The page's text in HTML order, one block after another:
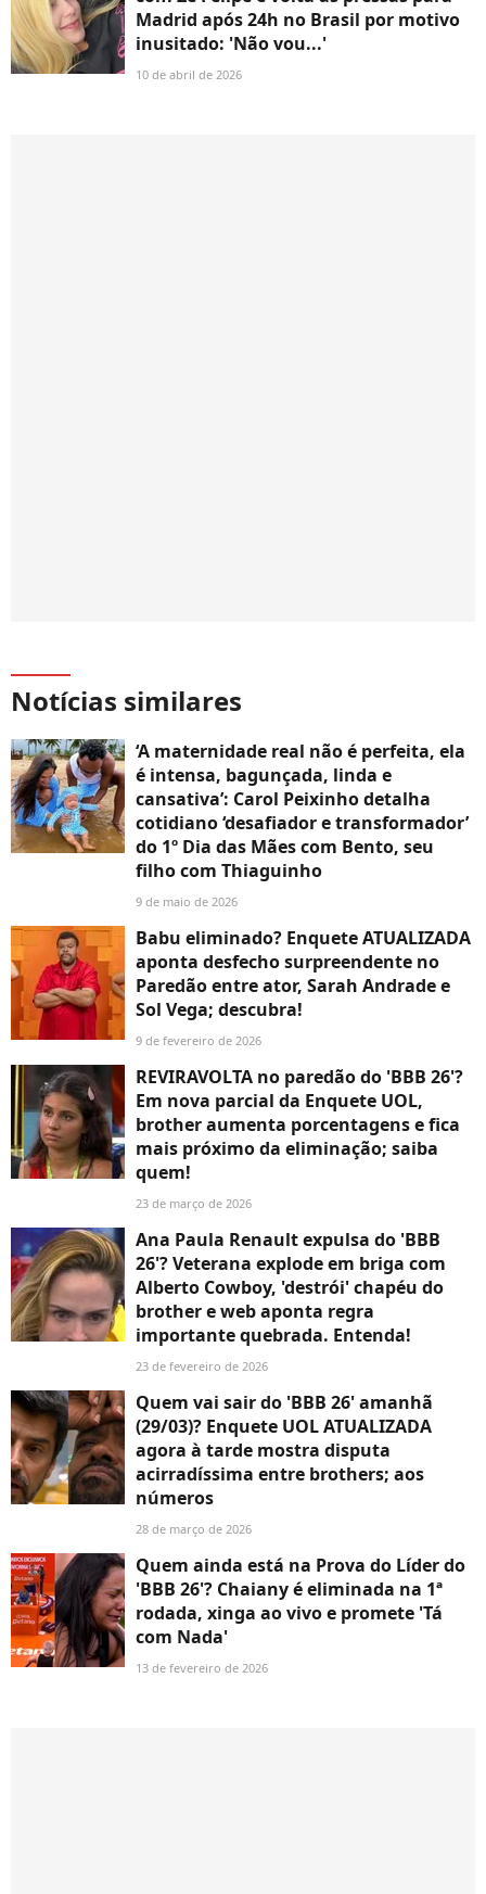
Madrid após 24h no Brasil por motivo
inusitado: 'Não vou...'
10 de abril de 2026
Notícias similares
‘A maternidade real não é perfeita, ela
é intensa, bagunçada, linda e
cansativa’: Carol Peixinho detalha
cotidiano ‘desafiador e transformador’
do 1º Dia das Mães com Bento, seu
filho com Thiaguinho
9 de maio de 2026
Babu eliminado? Enquete ATUALIZADA
aponta desfecho surpreendente no
Paredão entre ator, Sarah Andrade e
Sol Vega; descubra!
9 de fevereiro de 2026
REVIRAVOLTA no paredão do 'BBB 26'?
Em nova parcial da Enquete UOL,
brother aumenta porcentagens e fica
mais próximo da eliminação; saiba
quem!
23 de março de 2026
Ana Paula Renault expulsa do 'BBB
26'? Veterana explode em briga com
Alberto Cowboy, 'destrói' chapéu do
brother e web aponta regra
importante quebrada. Entenda!
23 de fevereiro de 2026
Quem vai sair do 'BBB 26' amanhã
(29/03)? Enquete UOL ATUALIZADA
agora à tarde mostra disputa
acirradíssima entre brothers; aos
números
28 de março de 2026
Quem ainda está na Prova do Líder do
'BBB 26'? Chaiany é eliminada na 1ª
rodada, xinga ao vivo e promete 'Tá
com Nada'
13 de fevereiro de 2026